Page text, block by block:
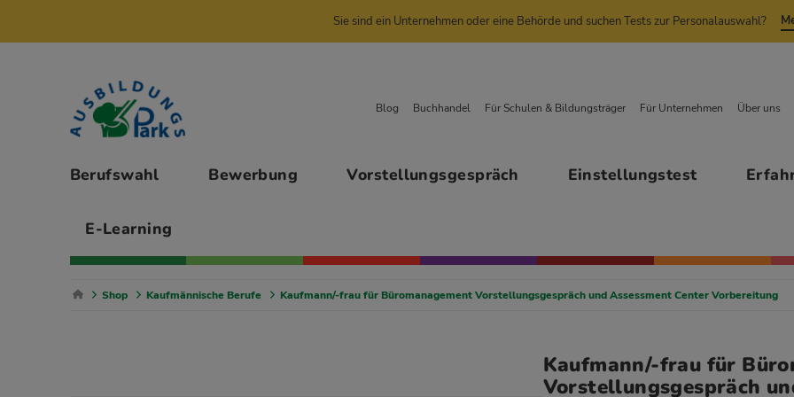
Sie sind ein Unternehmen oder eine Behörde und suchen Tests zur Personalauswahl?
Berufswahl Bewerbung Vorstellungsgespräch Einstellungstest
E-Learning
Blog Buchhandel Für Schulen & Bildungsträger Für Unternehmen Über uns
Breadcrumb Navigation
Shop Kaufmännische Berufe Kaufmann/-frau für Büromanagement Vorstellungsgespräch und Assessment Center Vorbereitung
Kaufmann/-frau für
Vorstellungsgespräch